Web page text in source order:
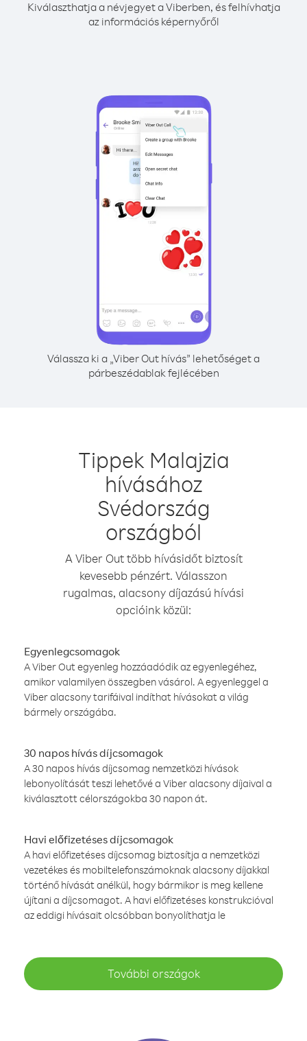
Kiválaszthatja a névjegyet a Viberben, és felhívhatja
az információs képernyőről
Válassza ki a „Viber Out hívás” lehetőséget a
párbeszédablak fejlécében
Tippek Malajzia
hívásához
Svédország
országból
A Viber Out több hívásidőt biztosít
kevesebb pénzért. Válasszon
rugalmas, alacsony díjazású hívási
opcióink közül:
Egyenlegcsomagok
A Viber Out egyenleg hozzáadódik az egyenlegéhez,
amikor valamilyen összegben vásárol. A egyenleggel a
Viber alacsony tarifáival indíthat hívásokat a világ
bármely országába.
30 napos hívás díjcsomagok
A 30 napos hívás díjcsomag nemzetközi hívások
lebonyolítását teszi lehetővé a Viber alacsony díjaival a
kiválasztott célországokba 30 napon át.
Havi előfizetéses díjcsomagok
A havi előfizetéses díjcsomag biztosítja a nemzetközi
vezetékes és mobiltelefonszámoknak alacsony díjakkal
történő hívását anélkül, hogy bármikor is meg kellene
újítani a díjcsomagot. A havi előfizetéses konstrukcióval
az eddigi hívásait olcsóbban bonyolíthatja le
További országok